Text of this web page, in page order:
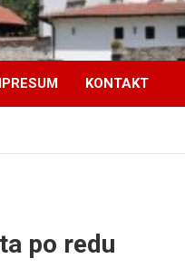
KONTAKT
po redu